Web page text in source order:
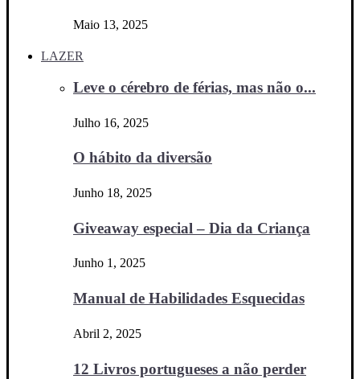
Maio 13, 2025
LAZER
Leve o cérebro de férias, mas não o...
Julho 16, 2025
O hábito da diversão
Junho 18, 2025
Giveaway especial – Dia da Criança
Junho 1, 2025
Manual de Habilidades Esquecidas
Abril 2, 2025
12 Livros portugueses a não perder